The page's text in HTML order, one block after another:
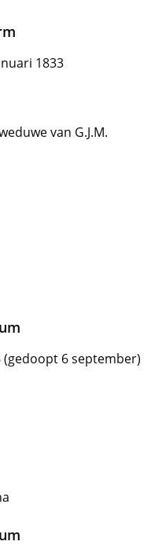
1833
van G.J.M.
(gedoopt 6 september)